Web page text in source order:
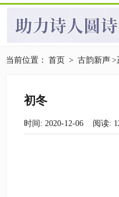
当前位置： 首页 > 古韵新声 >
初冬
时间: 2020-12-06 阅读: